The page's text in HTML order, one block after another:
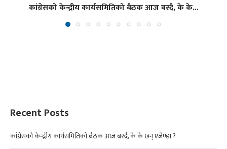
कांग्रेसको केन्द्रीय कार्यसमितिको बैठक आज बस्दै, के के...
Recent Posts
कांग्रेसको केन्द्रीय कार्यसमितिको बैठक आज बस्दै, के के छन् एजेण्डा ?